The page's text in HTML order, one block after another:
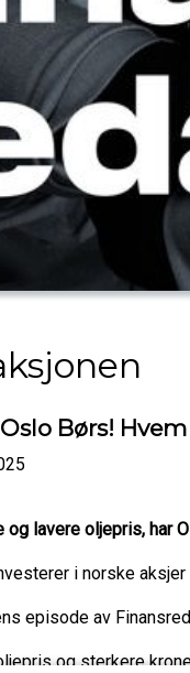
Børs!
lavere oljepris, har
i norske
episode av
og sterkere